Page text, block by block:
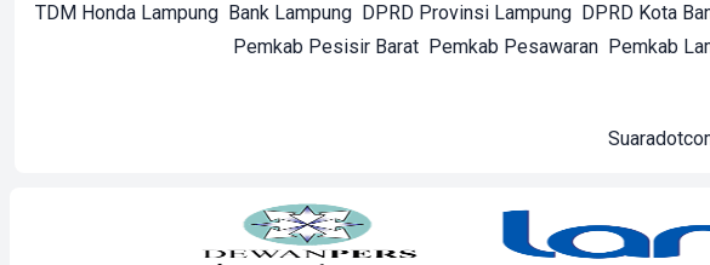
TDM Honda Lampung Bank Lampung DPRD Provinsi Lampung DPRD Kota
Pemkab Pesisir Barat Pemkab Pesawaran Pemkab